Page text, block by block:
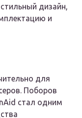
дизайн,
и
для
Поборов
стал одним